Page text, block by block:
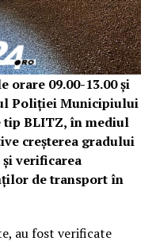
orare 09.00-13.00 și
Poliției Municipiului
tip BLITZ, în mediul
creșterea gradului
verificarea
de transport în
au fost verificate